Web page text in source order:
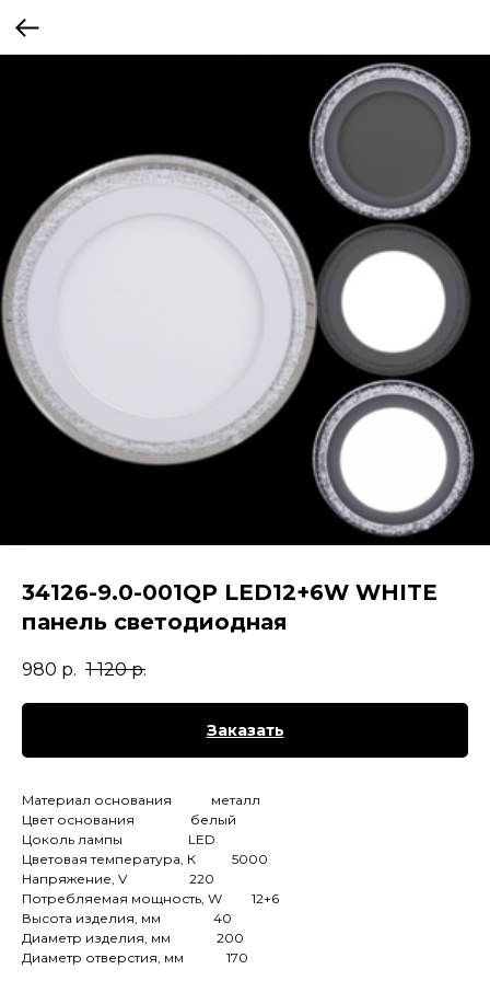
34126-9.0-001QP LED12+6W WHITE
панель светодиодная
980 р. 1 120 р.
Заказать
Материал основания металл
Цвет основания белый
Цоколь лампы LED
Цветовая температура, К 5000
Напряжение, V 220
Потребляемая мощность, W 12+6
Высота изделия, мм 40
Диаметр изделия, мм 200
Диаметр отверстия, мм 170